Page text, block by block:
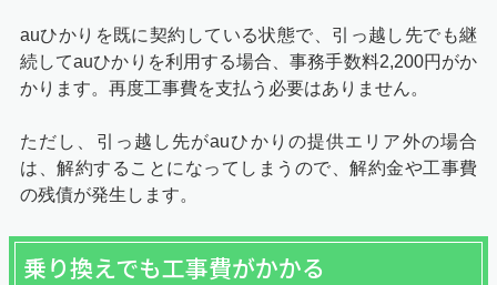
auひかりを既に契約している状態で、引っ越し先でも継
続してauひかりを利用する場合、事務手数料2,200円がか
かります。再度工事費を支払う必要はありません。
ただし、引っ越し先がauひかりの提供エリア外の場合
は、解約することになってしまうので、解約金や工事費
の残債が発生します。
乗り換えでも工事費がかかる